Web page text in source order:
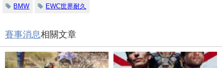
BMW EWC世界耐久
賽事消息相關文章